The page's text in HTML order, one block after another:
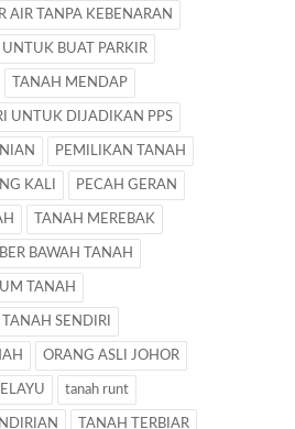
AIR TANPA KEBENARAN
UNTUK BUAT PARKIR
TANAH MENDAP
UNTUK DIJADIKAN PPS
PEMILIKAN TANAH
KALI PECAH GERAN
TANAH MEREBAK
BAWAH TANAH
TANAH
SENDIRI
ORANG ASLI JOHOR
tanah runt
TANAH TERBIAR